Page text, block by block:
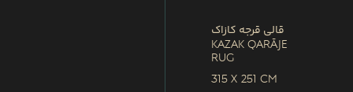
قالی قرجه کازاک
Kazak Qarāje
Rug
315 x 251 CM